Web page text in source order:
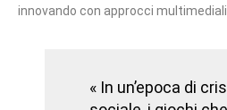
innovando con approcci
« In un’epoca di